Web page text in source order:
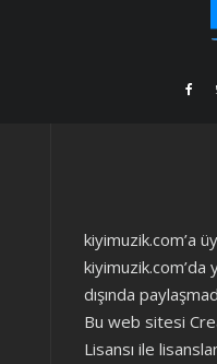
kiyimuzik.com’a
kiyimuzik.com’da
dışında
Bu web sitesi
Lisansı ile